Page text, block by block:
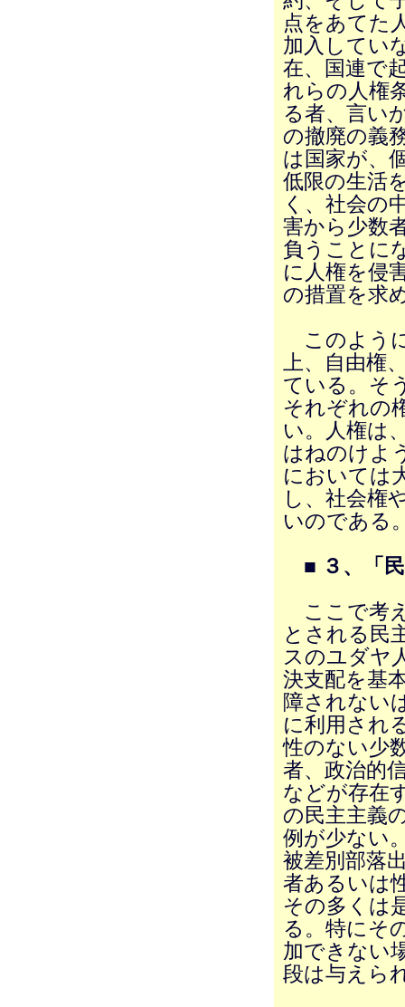
点をあてた
加入してい
在、国連で
れらの人権
る者、言い
の撤廃の義
は国家が、
低限の生活
く、社会の
害から少数
負うことに
に人権を侵
の措置を求
このよう
上、自由権
ている。そ
それぞれの
い。人権は
はねのけよ
においては
し、社会権
いのである
■ ３、「
ここで考
とされる民
スのユダヤ
決支配を基
障されない
に利用され
性のない少
者、政治的
などが存在
の民主主義
例が少ない
被差別部落
者あるいは
その多くは
る。特にそ
加できない
段は与えら